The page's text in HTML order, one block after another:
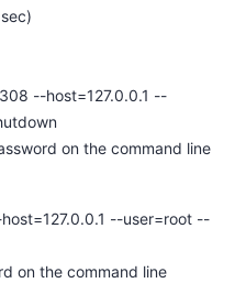
--host=127.0.0.1 --
on the command line
--user=root --
on the command line